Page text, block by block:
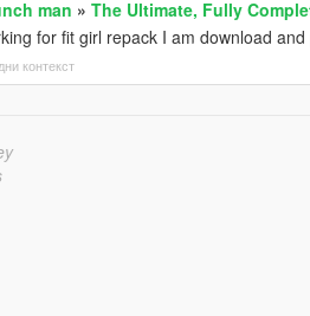
man » The Ultimate, Fully
for fit girl repack I am download
контекст